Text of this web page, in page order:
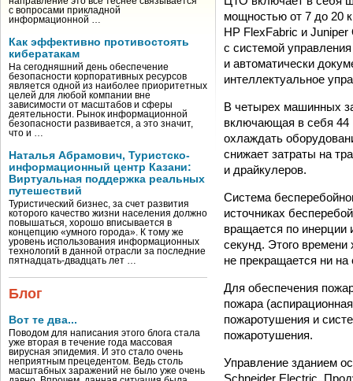
с вопросами прикладной
информационной …
Как эффективно противостоять
кибератакам
На сегодняшний день обеспечение
безопасности корпоративных ресурсов
является одной из наиболее приоритетных
целей для любой компании вне
зависимости от масштабов и сферы
деятельности. Рынок информационной
безопасности развивается, а это значит,
что и …
Наталья Абрамович, Туристско-
информационный центр Казани:
Виртуальная поддержка реальных
путешествий
Туристический бизнес, за счет развития
которого качество жизни населения должно
повышаться, хорошо вписывается в
концепцию «умного города». К тому же
уровень использования информационных
технологий в данной отрасли за последние
пятнадцать-двадцать лет …
Блог
Вот те два...
Поводом для написания этого блога стала
уже вторая в течение года массовая
вирусная эпидемия. И это стало очень
неприятным прецедентом. Ведь столь
масштабных заражений не было уже очень
мощностью от 7 до 20
HP FlexFabric и Juniper
с системой
и автоматически
интеллектуальное
В четырех машинных
включающая в себя 44
охлаждать
снижает затраты на
и драйкулеров.
Система
источниках
вращается по инерции
секунд. Этого времени
не прекращается ни на
Для обеспечения
пожара
пожаротушения и
пожаротушения.
Управление зданием
Schneider Electric.